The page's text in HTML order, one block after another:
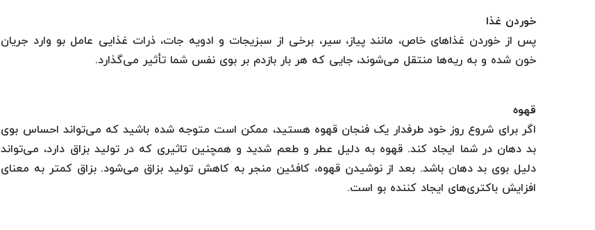
خوردن غذا
پس از خوردن غذا‌های خاص، مانند پیاز، سیر، برخی از سبزیجات و ادویه جات، ذرات غذایی عامل بو وارد جریان
خون شده و به ریه‌ها منتقل می‌شوند، جایی که هر بار بازدم بر بوی نفس شما تأثیر می‌گذارد.
قهوه
اگر برای شروع روز خود طرفدار یک فنجان قهوه هستید، ممکن است متوجه شده باشید که می‌تواند احساس بوی
بد دهان در شما ایجاد کند. قهوه به دلیل عطر و طعم شدید و همچنین تاثیری که در تولید بزاق دارد، می‌تواند
دلیل بوی بد دهان باشد. بعد از نوشیدن قهوه، کافئین منجر به کاهش تولید بزاق می‌شود. بزاق کمتر به معنای
افزایش باکتری‌های ایجاد کننده بو است.